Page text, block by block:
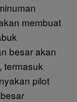
membuat
besar akan
termasuk
pilot